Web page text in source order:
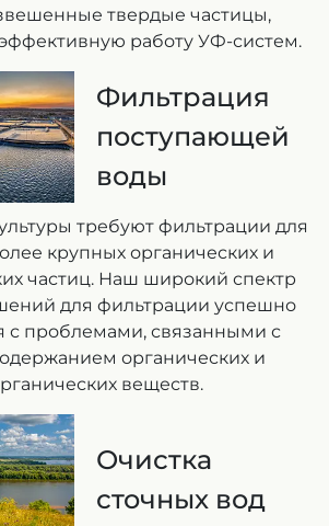
твердые частицы,
работу УФ-систем.
Фильтрация
поступающей
воды
требуют фильтрации для
крупных органических и
частиц. Наш широкий спектр
для фильтрации успешно
с проблемами, связанными с
органических и
веществ.
Очистка
сточных вод